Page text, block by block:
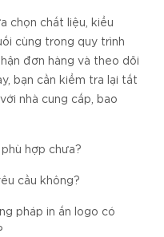
chọn chất liệu, kiểu
cùng trong quy trình
đơn hàng và theo dõi
bạn cần kiểm tra lại tất
nhà cung cấp, bao
hợp chưa?
cầu không?
pháp in ấn logo có